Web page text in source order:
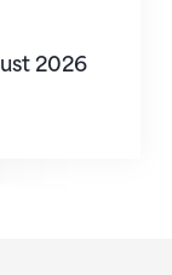
2026